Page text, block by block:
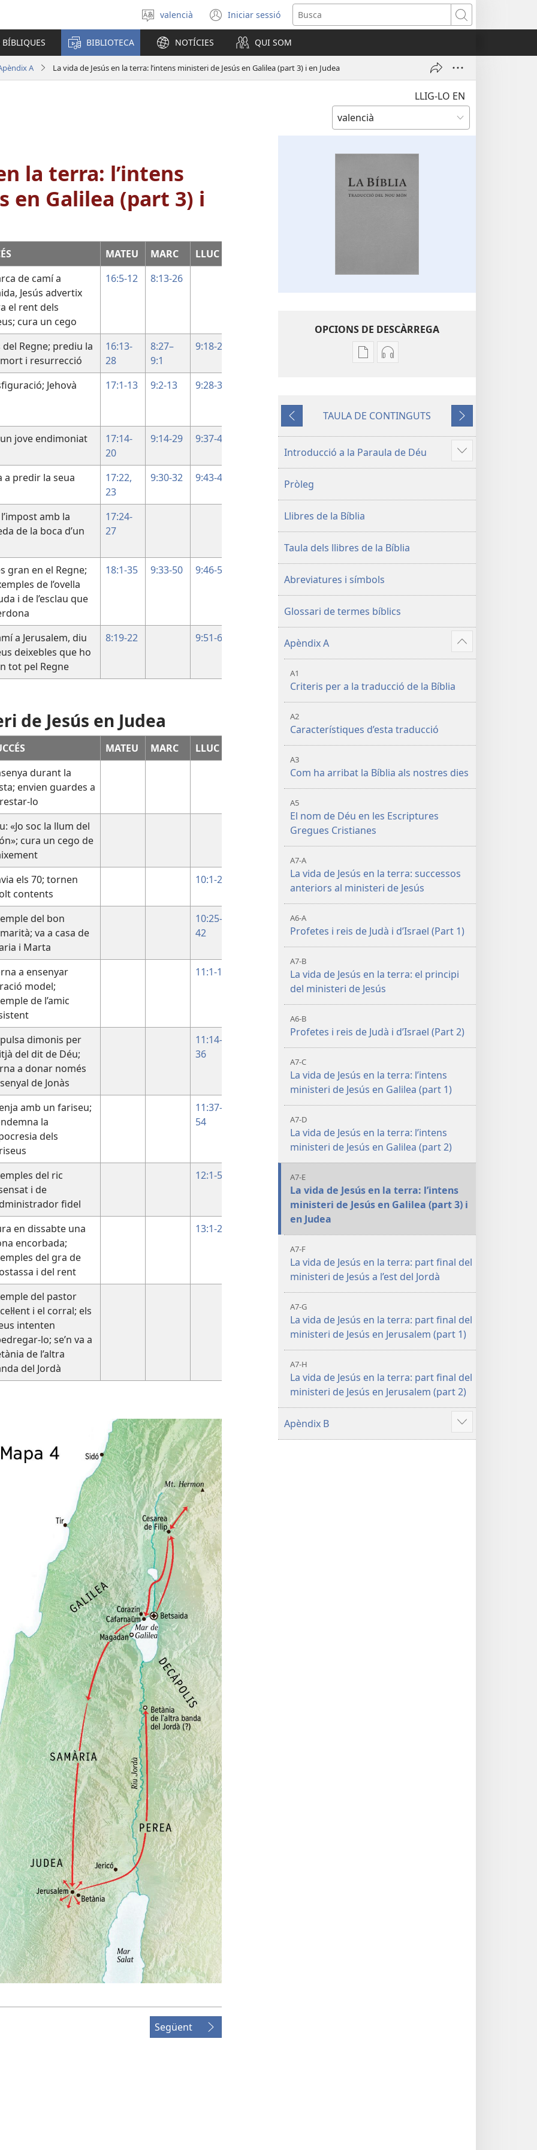
Seleccionar
un
idioma
valencià Iniciar sessió
(obri
en
una
finestra
nova)
Busca
BÍBLIQUES BIBLIOTECA NOTÍCIES QUI SOM
A La vida de Jesús en la terra: l’intens ministeri de Jesús en Galilea (part 3) i en Judea
LLIG-LO EN
la terra: l’intens
en Galilea (part 3) i
MATEU MARC LLUC
de camí a
Jesús advertix
el rent dels
cura un cego
16:5-12 8:13-26
del Regne; prediu la
i resurrecció
16:13-
28
8:27–
9:1
9:18-27
Jehovà
17:1-13 9:2-13 9:28-36
jove endimoniat
17:14-
20
9:14-29 9:37-43
a predir la seua
17:22,
23
9:30-32 9:43-45
amb la
de la boca d’un
17:24-
27
gran en el Regne;
de l’ovella
i de l’esclau que
18:1-35 9:33-50 9:46-50
a Jerusalem, diu
deixebles que ho
tot pel Regne
8:19-22 9:51-62
de Jesús en Judea
MATEU MARC LLUC
durant la
envien guardes a
lo
«Jo soc la llum del
cura un cego de
els 70; tornen
contents
10:1-24
del bon
va a casa de
i Marta
10:25-
42
a ensenyar
model;
de l’amic
11:1-13
dimonis per
del dit de Déu;
a donar només
de Jonàs
11:14-
36
amb un fariseu;
la
dels
11:37-
54
del ric
i de
fidel
12:1-59
en dissabte una
encorbada;
del gra de
i del rent
13:1-21
del pastor
i el corral; els
intenten
lo; se’n va a
de l’altra
del Jordà
Següent
OPCIONS DE DESCÀRREGA
Opcions
la
Bíblia.
Nou
Món
Opcions
La
Traducció
del
Anterior
TAULA DE CONTINGUTS
Següent
Introducció a la Paraula de Déu
Vore'n
més
Pròleg
Llibres de la Bíblia
Taula dels llibres de la Bíblia
Abreviatures i símbols
Glossari de termes bíblics
Apèndix A
Vore'n
més
A1
Criteris per a la traducció de la Bíblia
A2
Característiques d’esta traducció
A3
Com ha arribat la Bíblia als nostres dies
A5
El nom de Déu en les Escriptures
Gregues Cristianes
A7-A
La vida de Jesús en la terra: successos
anteriors al ministeri de Jesús
A6-A
Profetes i reis de Judà i d’Israel (Part 1)
A7-B
La vida de Jesús en la terra: el principi
del ministeri de Jesús
A6-B
Profetes i reis de Judà i d’Israel (Part 2)
A7-C
La vida de Jesús en la terra: l’intens
ministeri de Jesús en Galilea (part 1)
A7-D
La vida de Jesús en la terra: l’intens
ministeri de Jesús en Galilea (part 2)
A7-E
La vida de Jesús en la terra: l’intens
ministeri de Jesús en Galilea (part 3) i
en Judea
A7-F
La vida de Jesús en la terra: part final del
ministeri de Jesús a l’est del Jordà
A7-G
La vida de Jesús en la terra: part final del
ministeri de Jesús en Jerusalem (part 1)
A7-H
La vida de Jesús en la terra: part final del
ministeri de Jesús en Jerusalem (part 2)
Apèndix B
Vore'n
més